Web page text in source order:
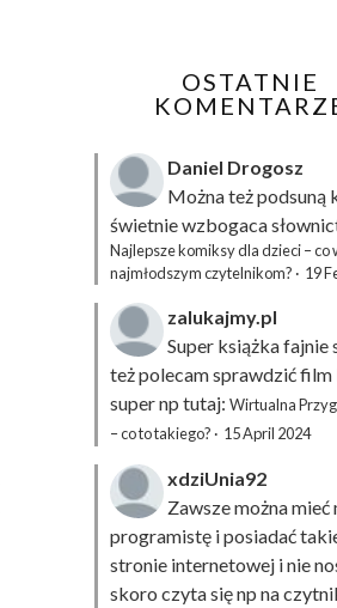
OSTATNIE
Daniel Drogosz
Można też podsuną
świetnie wzbogaca
Najlepsze komiksy dla dzieci – co
najmłodszym czytelnikom? · 19
zalukajmy.pl
Super książka fajnie
też polecam sprawdzić film
super np tutaj: Wirtualna
– co to takiego? · 15 April 2024
xdziUnia92
Zawsze można mieć
programistę i posiadać
stronie internetowej i nie
skoro czyta się np na